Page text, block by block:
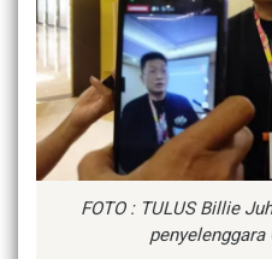
FOTO : TULUS Billie
penyelenggara